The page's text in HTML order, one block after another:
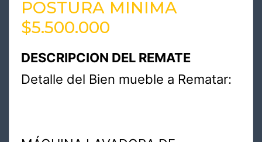
POSTURA MINIMA
$5.500.000
DESCRIPCION DEL REMATE
Detalle del Bien mueble a Rematar: